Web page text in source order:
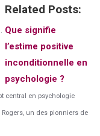
Related Posts:
Que signifie
l’estime positive
inconditionnelle en
psychologie ?
central en psychologie
un des pionniers de